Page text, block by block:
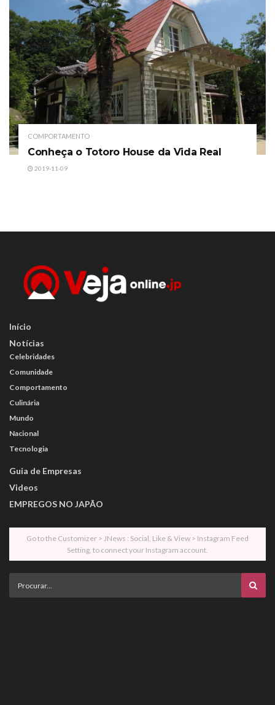
COMPORTAMENTO
Conheça o Totoro House da Vida Real
2019-11-09
Início
Notícias
Celebridades
Comunidade
Comportamento
Culinária
Mundo
Nacional
Tecnologia
Guia de Empresas
Videos
EMPREGOS NO JAPÃO
Go to the Customizer > JNews : Social, Like & View > Instagram Feed
Setting, to connect your Instagram account.